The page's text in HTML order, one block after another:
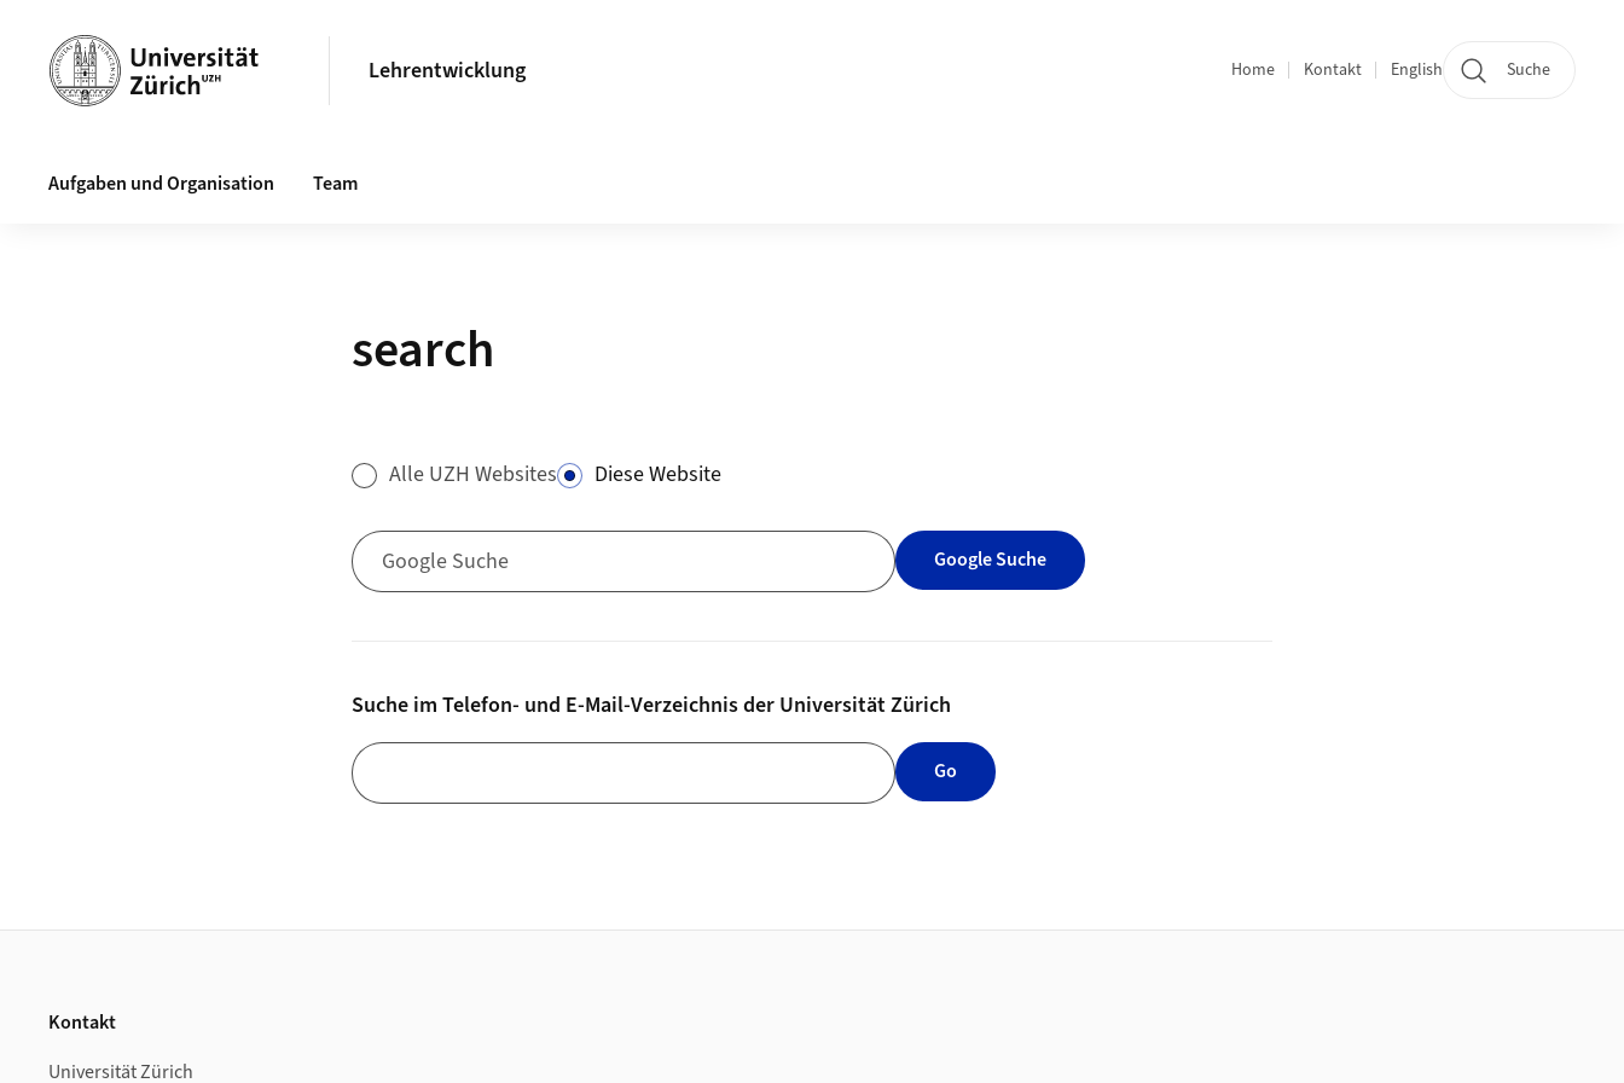
Lehrentwicklung
Bereichsnavigation
Home Kontakt English Suche
Aufgaben und Organisation Team
search
Alle UZH Websites
Diese Website
Google Suche Google Suche
Suche im Telefon- und E-Mail-Verzeichnis der Universität Zürich
Suche im Telefon- und E-Mail-Verzeichnis der Universität Zürich
Go
Kontakt
Universität Zürich